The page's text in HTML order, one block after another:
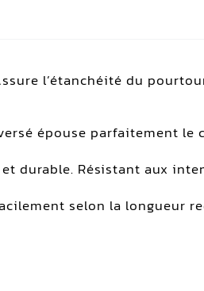
l’étanchéité du
épouse parfaitement
durable. Résistant aux
selon la longueur